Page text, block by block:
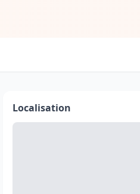
Localisation